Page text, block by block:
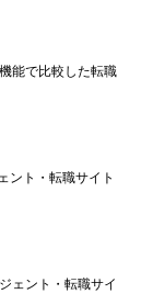
能で比較した転職
ント・転職サイト
ェント・転職サイ